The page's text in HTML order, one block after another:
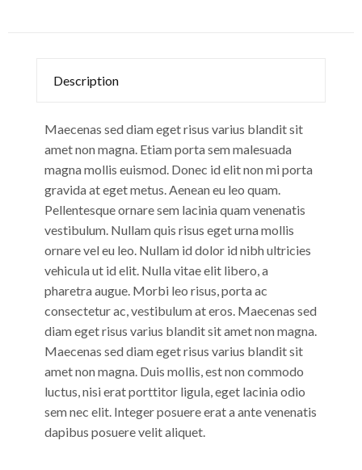
Description
Maecenas sed diam eget risus varius blandit sit
amet non magna. Etiam porta sem malesuada
magna mollis euismod. Donec id elit non mi porta
gravida at eget metus. Aenean eu leo quam.
Pellentesque ornare sem lacinia quam venenatis
vestibulum. Nullam quis risus eget urna mollis
ornare vel eu leo. Nullam id dolor id nibh ultricies
vehicula ut id elit. Nulla vitae elit libero, a
pharetra augue. Morbi leo risus, porta ac
consectetur ac, vestibulum at eros. Maecenas sed
diam eget risus varius blandit sit amet non magna.
Maecenas sed diam eget risus varius blandit sit
amet non magna. Duis mollis, est non commodo
luctus, nisi erat porttitor ligula, eget lacinia odio
sem nec elit. Integer posuere erat a ante venenatis
dapibus posuere velit aliquet.